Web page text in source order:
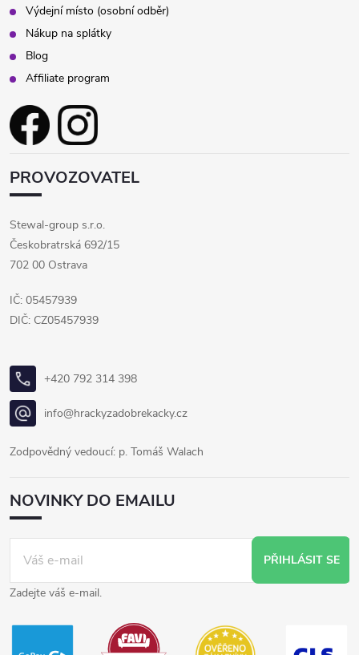
Výdejní místo (osobní odběr)
Nákup na splátky
Blog
Affiliate program
PROVOZOVATEL
Stewal-group s.r.o.
Českobratrská 692/15
702 00 Ostrava
IČ: 05457939
DIČ: CZ05457939
+420 792 314 398
info@hrackyzadobrekacky.cz
Zodpovědný vedoucí: p. Tomáš Walach
NOVINKY DO EMAILU
PŘIHLÁSIT SE
Zadejte váš e-mail.